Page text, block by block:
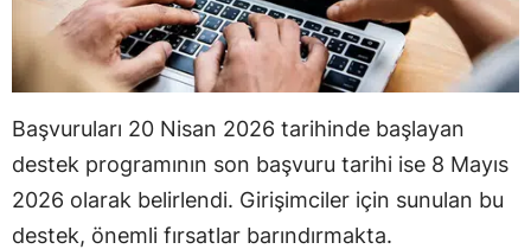
Başvuruları 20 Nisan 2026 tarihinde başlayan
destek programının son başvuru tarihi ise 8 Mayıs
2026 olarak belirlendi. Girişimciler için sunulan bu
destek, önemli fırsatlar barındırmakta.